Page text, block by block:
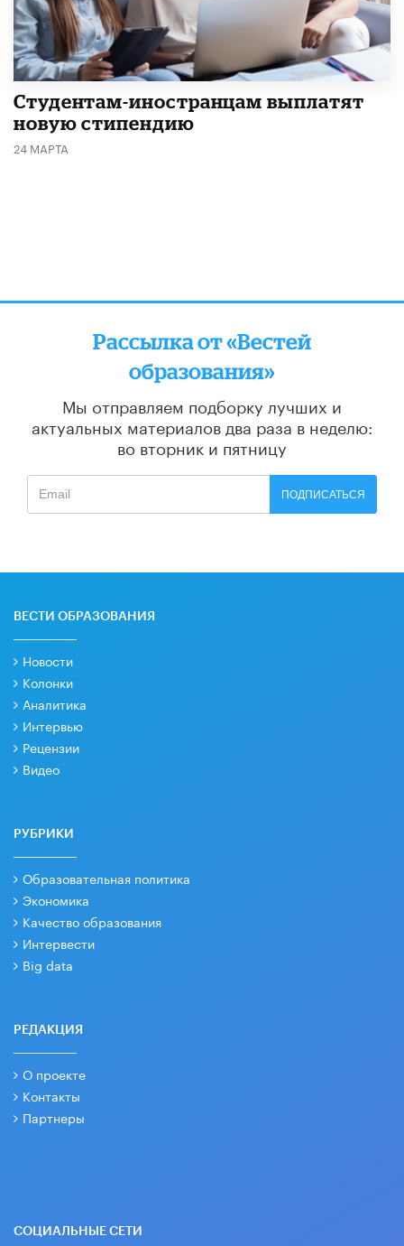
Студентам-иностранцам выплатят
новую стипендию
24 МАРТА
Рассылка от «Вестей
образования»
Мы отправляем подборку лучших и
актуальных материалов два раза в неделю:
во вторник и пятницу
ПОДПИСАТЬСЯ
ВЕСТИ ОБРАЗОВАНИЯ
Новости
Колонки
Аналитика
Интервью
Рецензии
Видео
РУБРИКИ
Образовательная политика
Экономика
Качество образования
Интервести
Big data
РЕДАКЦИЯ
О проекте
Контакты
Партнеры
СОЦИАЛЬНЫЕ СЕТИ